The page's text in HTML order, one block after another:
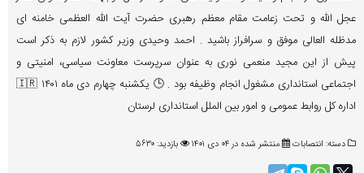
عجل الله و تحت زعامت مقام معظم رهبری حضرت آیت الله العظمی خامنه ای
مدظله العالی موفق و سرافراز باشید . احمد وحیدی وزیر کشور لازم به ذکر است
پیش از این مجید منعمی نوری به عنوان سرپرست معاونت سیاسی، امنیتی و
اجتماعی استانداری مشغول انجام وظیفه بود . 🕒 یکشنبه چهارم دی ماه ۱۴۰۱ 🇮🇷
اداره کل روابط عمومی و امور بین الملل استانداری لرستان
دسته: انتصابات منتشر شده در ۰۴ دی ۱۴۰۱ بازدید: ۵۶۳۰